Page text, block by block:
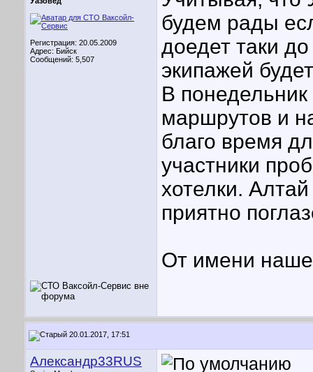
Регистрация: 20.05.2009
Адрес: Бийск
Сообщений: 5,507
будем рады
доедет таки
экипажей
В
маршрутов и
благо время
участники
хотелки.
приятно
От имени
20.01.2017, 17:51
Александр33RUS